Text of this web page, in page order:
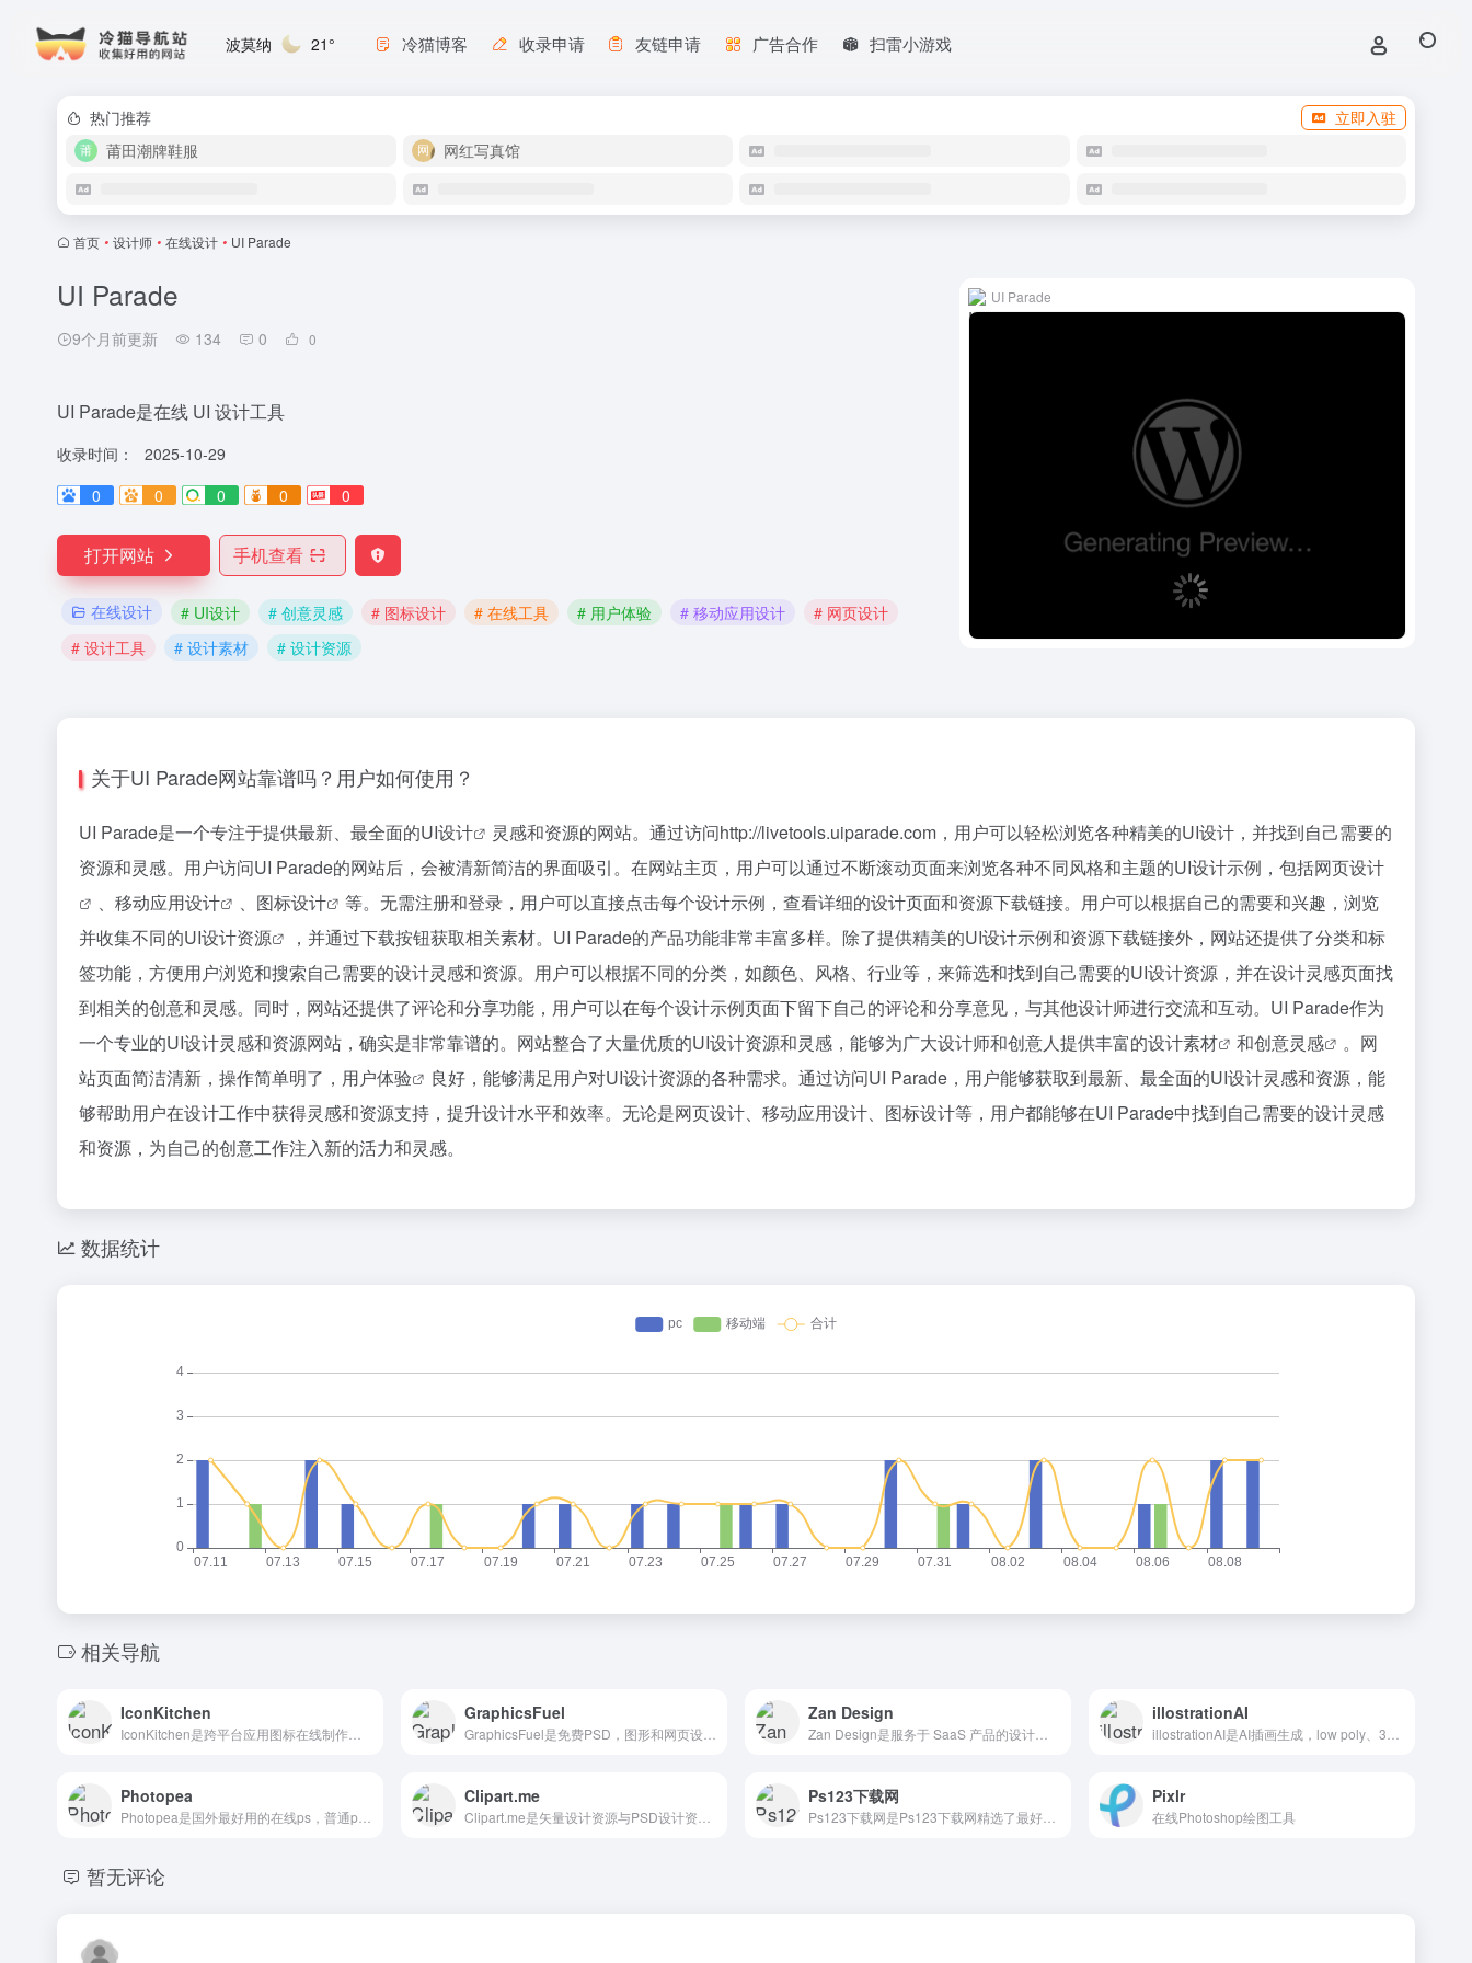
波莫纳 21° 冷猫博客 收录申请 友链申请 广告合作 扫雷小游戏
热门推荐
立即入驻
莆田潮牌鞋服
网红写真馆
首页 • 设计师 • 在线设计 • UI Parade
UI Parade
9个月前更新 134 0 0
UI Parade是在线 UI 设计工具
收录时间：
2025-10-29
0
0 0 0 0
打开网站 手机查看
在线设计 # UI设计 # 创意灵感 # 图标设计 # 在线工具 # 用户体验 # 移动应用设计
# 网页设计
# 设计工具
# 设计素材 # 设计资源
UI Parade
关于UI Parade网站靠谱吗？用户如何使用？
UI Parade是一个专注于提供最新、最全面的UI设计
灵感和资源的网站。通过访问http://livetools.uiparade.com，用户可以轻松浏览各种精美的UI设计，并找到自己需要的
资源和灵感。用户访问UI Parade的网站后，会被清新简洁的界面吸引。在网站主页，用户可以通过不断滚动页面来浏览各种不同风格和主题的UI设计示例，包括网页设计
、 移动应用设计 、 图标设计
等。无需注册和登录，用户可以直接点击每个设计示例，查看详细的设计页面和资源下载链接。用户可以根据自己的需要和兴趣，浏览
并收集不同的UI设计资源
，并通过下载按钮获取相关素材。UI Parade的产品功能非常丰富多样。除了提供精美的UI设计示例和资源下载链接外，网站还提供了分类和标
签功能，方便用户浏览和搜索自己需要的设计灵感和资源。用户可以根据不同的分类，如颜色、风格、行业等，来筛选和找到自己需要的UI设计资源，并在设计灵感页面找
到相关的创意和灵感。同时，网站还提供了评论和分享功能，用户可以在每个设计示例页面下留下自己的评论和分享意见，与其他设计师进行交流和互动。UI Parade作为
一个专业的UI设计灵感和资源网站，确实是非常靠谱的。网站整合了大量优质的UI设计资源和灵感，能够为广大设计师和创意人提供丰富的设计素材 和创意灵感
。网
站页面简洁清新，操作简单明了， 用户体验
良好，能够满足用户对UI设计资源的各种需求。通过访问UI Parade，用户能够获取到最新、最全面的UI设计灵感和资源，能
够帮助用户在设计工作中获得灵感和资源支持，提升设计水平和效率。无论是网页设计、移动应用设计、图标设计等，用户都能够在UI Parade中找到自己需要的设计灵感
和资源，为自己的创意工作注入新的活力和灵感。
数据统计
相关导航
IconKitchen GraphicsFuel Zan Design illostrationAI
Photopea Clipart.me Ps123下载网 Pixlr
在线Photoshop绘图工具
暂无评论